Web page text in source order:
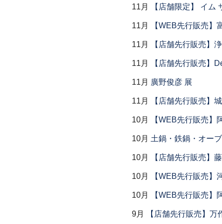
11月 【店舗限定】 イ
11月 【WEB先行販売】
11月 【店舗先行販売】
11月 【店舗先行販売】
11月 廣野俊彦 展
11月 【店舗先行販売】
10月 【WEB先行販売】
10月 土鍋・鉄鍋・オー
10月 【店舗先行販売】
10月 【WEB先行販売】
10月 【WEB先行販売】
9月 【店舗先行販売】万